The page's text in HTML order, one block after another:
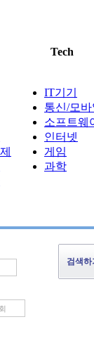
Tech
IT기기
통신/모
소프트웨
인터넷
게임
과학